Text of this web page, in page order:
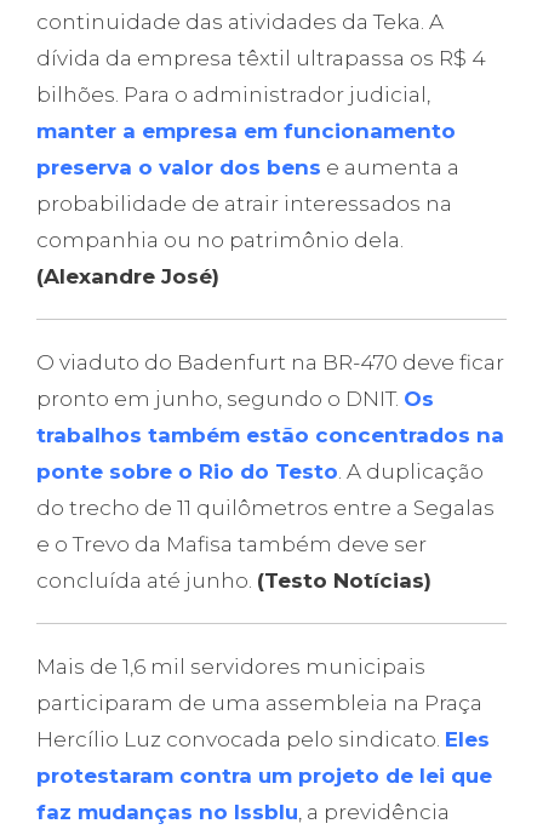
continuidade das atividades da Teka. A
dívida da empresa têxtil ultrapassa os R$ 4
bilhões. Para o administrador judicial,
manter a empresa em funcionamento
preserva o valor dos bens e aumenta a
probabilidade de atrair interessados na
companhia ou no patrimônio dela.
(Alexandre José)
O viaduto do Badenfurt na BR-470 deve ficar
pronto em junho, segundo o DNIT. Os
trabalhos também estão concentrados na
ponte sobre o Rio do Testo. A duplicação
do trecho de 11 quilômetros entre a Segalas
e o Trevo da Mafisa também deve ser
concluída até junho. (Testo Notícias)
Mais de 1,6 mil servidores municipais
participaram de uma assembleia na Praça
Hercílio Luz convocada pelo sindicato. Eles
protestaram contra um projeto de lei que
faz mudanças no Issblu, a previdência